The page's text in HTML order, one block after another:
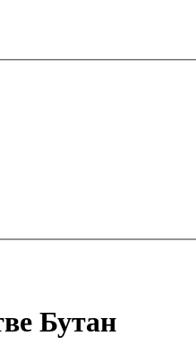
Бутан